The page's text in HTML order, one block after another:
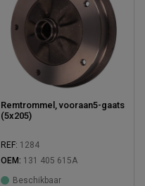
Remtrommel, vooraan5-gaats
(5x205)
REF: 1284
OEM: 131 405 615A
Beschikbaar